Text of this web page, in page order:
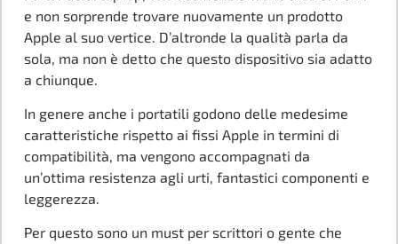
e non sorprende trovare nuovamente un prodotto
Apple al suo vertice. D’altronde la qualità parla da
sola, ma non è detto che questo dispositivo sia adatto
a chiunque.
In genere anche i portatili godono delle medesime
caratteristiche rispetto ai fissi Apple in termini di
compatibilità, ma vengono accompagnati da
un’ottima resistenza agli urti, fantastici componenti e
leggerezza.
Per questo sono un must per scrittori o gente che